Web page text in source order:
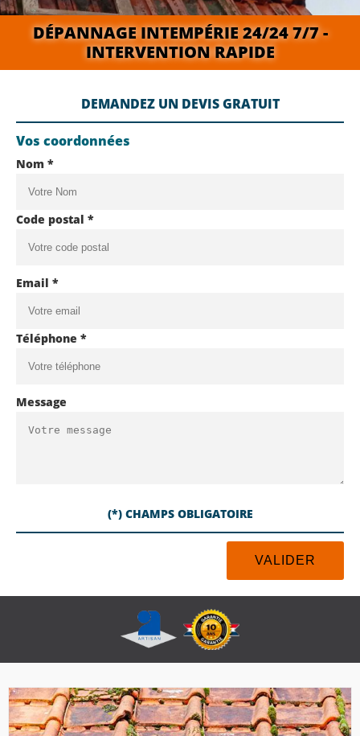
DÉPANNAGE INTEMPÉRIE 24/24 7/7 -
INTERVENTION RAPIDE
DEMANDEZ UN DEVIS GRATUIT
Vos coordonnées
Nom *
Code postal *
Email *
Téléphone *
Message
(*) CHAMPS OBLIGATOIRE